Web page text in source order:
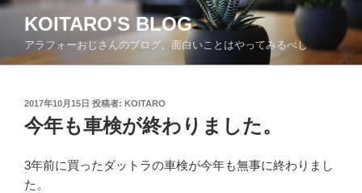
コ
ン
KOITARO'S BLOG
アラフォーおじさんのブログ。面白いことはやってみるべし
投
稿
日:
2017年10月15日 投稿者: KOITARO
今年も車検が終わりました。
3年前に買ったダットラの車検が今年も無事に終わりまし
た。